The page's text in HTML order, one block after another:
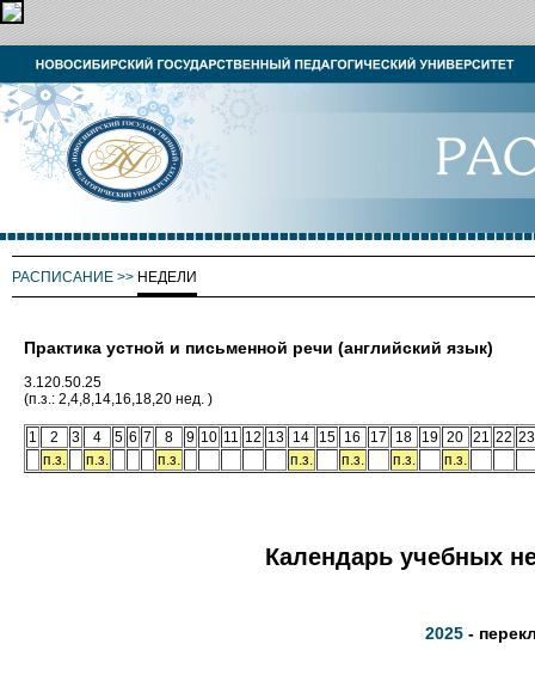
РАСПИСАНИЕ >> НЕДЕЛИ
Практика устной и письменной речи (английский язык)
3.120.50.25
(п.з.: 2,4,8,14,16,18,20 нед. )
1 2 3 4 5 6 7 8 9 10 11 12 13 14 15 16 17 18 19 20 21 22 23
п.з.
п.з. п.з. п.з. п.з. п.з. п.з.
Календарь учебных
2025 -